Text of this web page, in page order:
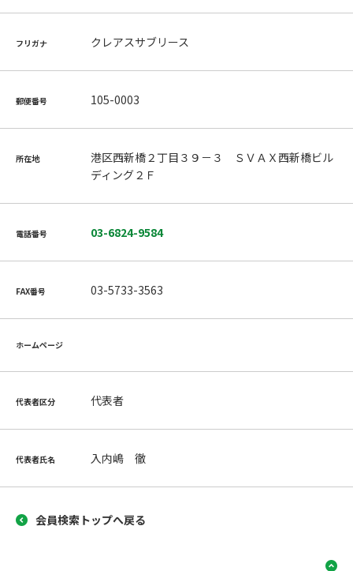
フリガナ クレアスサブリース
郵便番号 105-0003
所在地
港区西新橋２丁目３９－３ ＳＶＡＸ西新橋ビル
ディング２Ｆ
電話番号 03-6824-9584
FAX番号 03-5733-3563
ホームページ
代表者区分 代表者
代表者氏名 入内嶋 徹
会員検索トップへ戻る